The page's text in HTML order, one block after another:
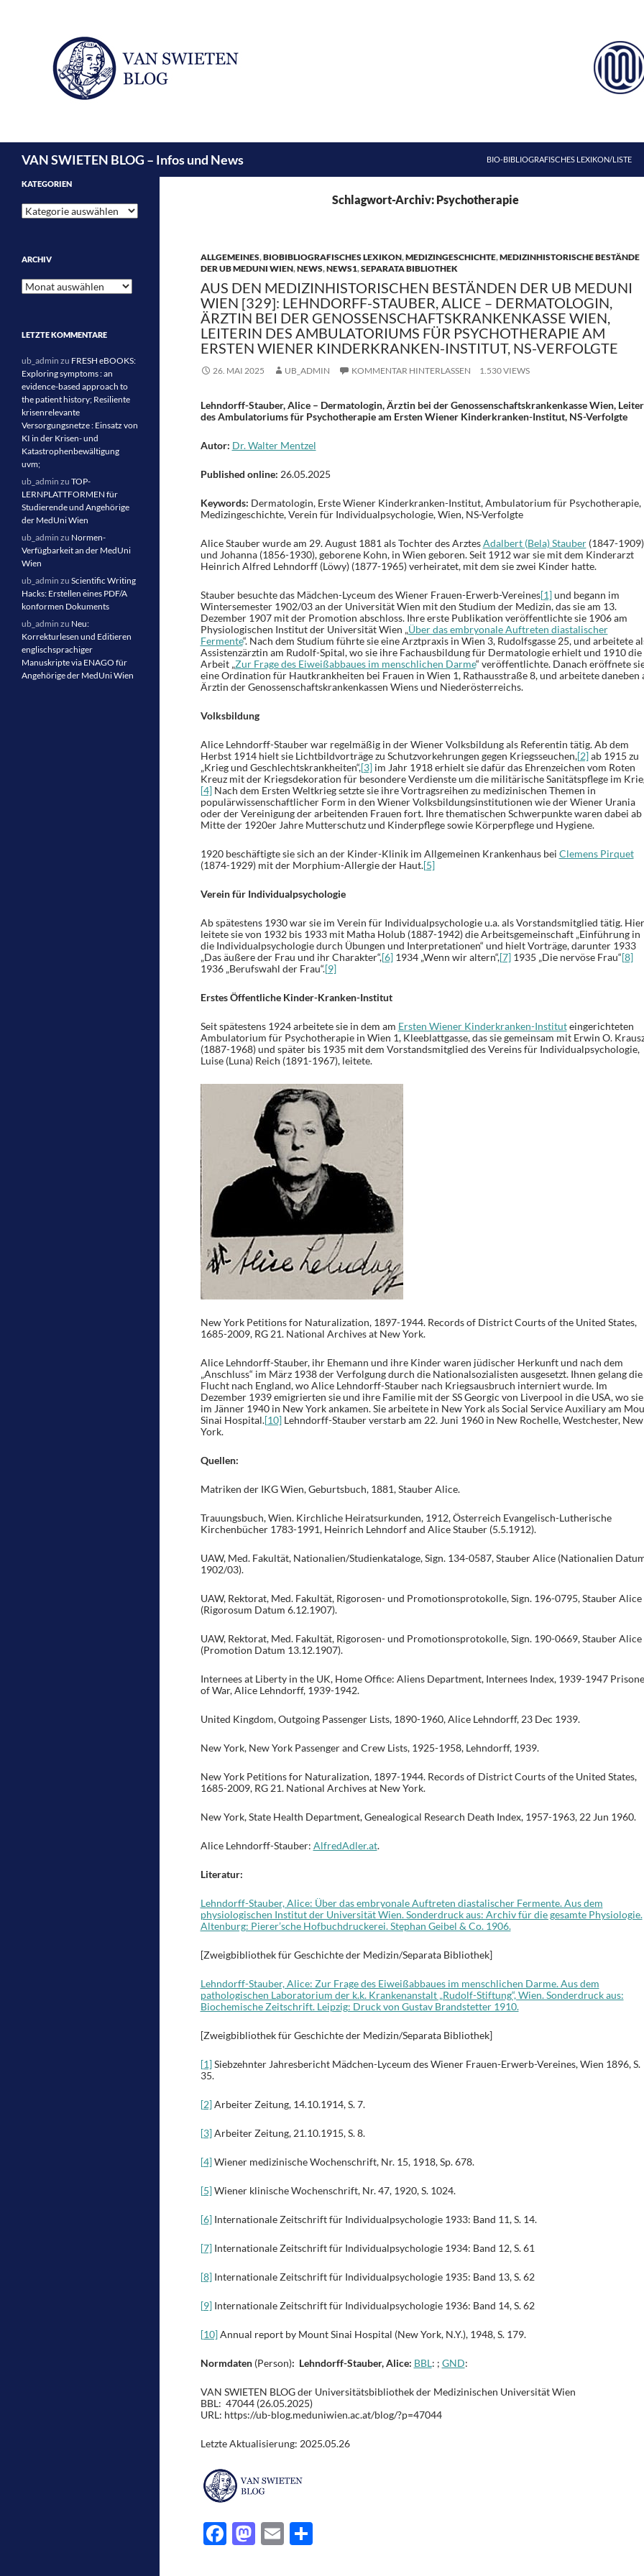
VAN SWIETEN BLOG – Infos und News
BIO-BIBLIOGRAFISCHES LEXIKON/LISTE
Schlagwort-Archiv: Psychotherapie
ALLGEMEINES,BIOBIBLIOGRAFISCHES LEXIKON,MEDIZINGESCHICHTE,MEDIZINHISTORISCHE BESTÄNDE
DER UB MEDUNI WIEN,NEWS,NEWS1,SEPARATA BIBLIOTHEK
AUS DEN MEDIZINHISTORISCHEN BESTÄNDEN DER UB MEDUNI
WIEN [329]: LEHNDORFF-STAUBER, ALICE – DERMATOLOGIN,
ÄRZTIN BEI DER GENOSSENSCHAFTSKRANKENKASSE WIEN,
LEITERIN DES AMBULATORIUMS FÜR PSYCHOTHERAPIE AM
ERSTEN WIENER KINDERKRANKEN-INSTITUT, NS-VERFOLGTE
26. MAI 2025 UB_ADMIN KOMMENTAR HINTERLASSEN 1.530 VIEWS
Lehndorff-Stauber, Alice – Dermatologin, Ärztin bei der Genossenschaftskrankenkasse Wien,
des Ambulatoriums für Psychotherapie am Ersten Wiener Kinderkranken-Institut, NS-Verfolgte
Autor: Dr. Walter Mentzel
Published online: 26.05.2025
Keywords: Dermatologin, Erste Wiener Kinderkranken-Institut, Ambulatorium für Psychotherapie,
Medizingeschichte, Verein für Individualpsychologie, Wien, NS-Verfolgte
Alice Stauber wurde am 29. August 1881 als Tochter des ArztesAdalbert (Bela) Stauber(1847-1909)
und Johanna (1856-1930), geborene Kohn, in Wien geboren. Seit 1912 war sie mit dem Kinderarzt
Heinrich Alfred Lehndorff (Löwy) (1877-1965) verheiratet, mit dem sie zwei Kinder hatte.
Stauber besuchte das Mädchen-Lyceum des Wiener Frauen-Erwerb-Vereines[1]und begann im
Wintersemester 1902/03 an der Universität Wien mit den Studium der Medizin, das sie am 13.
Dezember 1907 mit der Promotion abschloss. Ihre erste Publikation veröffentlichte sie 1906 am
Physiologischen Institut der Universität Wien „Über das embryonale Auftreten diastalischer
Fermente“. Nach dem Studium führte sie eine Arztpraxis in Wien 3, Rudolfsgasse 25, und arbeitete
Assistenzärztin am Rudolf-Spital, wo sie ihre Fachausbildung für Dermatologie erhielt und 1910 die
Arbeit „Zur Frage des Eiweißabbaues im menschlichen Darme“ veröffentlichte. Danach eröffnete
eine Ordination für Hautkrankheiten bei Frauen in Wien 1, Rathausstraße 8, und arbeitete daneben
Ärztin der Genossenschaftskrankenkassen Wiens und Niederösterreichs.
Volksbildung
Alice Lehndorff-Stauber war regelmäßig in der Wiener Volksbildung als Referentin tätig. Ab dem
Herbst 1914 hielt sie Lichtbildvorträge zu Schutzvorkehrungen gegen Kriegsseuchen,[2]ab 1915 zu
„Krieg und Geschlechtskrankheiten“,[3]im Jahr 1918 erhielt sie dafür das Ehrenzeichen vom Roten
Kreuz mit der Kriegsdekoration für besondere Verdienste um die militärische Sanitätspflege im
[4]Nach dem Ersten Weltkrieg setzte sie ihre Vortragsreihen zu medizinischen Themen in
populärwissenschaftlicher Form in den Wiener Volksbildungsinstitutionen wie der Wiener Urania
oder der Vereinigung der arbeitenden Frauen fort. Ihre thematischen Schwerpunkte waren dabei ab
Mitte der 1920er Jahre Mutterschutz und Kinderpflege sowie Körperpflege und Hygiene.
1920 beschäftigte sie sich an der Kinder-Klinik im Allgemeinen Krankenhaus bei Clemens Pirquet
(1874-1929) mit der Morphium-Allergie der Haut.[5]
Verein für Individualpsychologie
Ab spätestens 1930 war sie im Verein für Individualpsychologie u.a. als Vorstandsmitglied tätig. Hier
leitete sie von 1932 bis 1933 mit Matha Holub (1887-1942) die Arbeitsgemeinschaft „Einführung in
die Individualpsychologie durch Übungen und Interpretationen“ und hielt Vorträge, darunter 1933
„Das äußere der Frau und ihr Charakter“,[6]1934 „Wenn wir altern“,[7]1935 „Die nervöse Frau“[8]
1936 „Berufswahl der Frau“.[9]
Erstes Öffentliche Kinder-Kranken-Institut
Seit spätestens 1924 arbeitete sie in dem am Ersten Wiener Kinderkranken-Instituteingerichteten
Ambulatorium für Psychotherapie in Wien 1, Kleeblattgasse, das sie gemeinsam mit Erwin O.
(1887-1968) und später bis 1935 mit dem Vorstandsmitglied des Vereins für Individualpsychologie,
Luise (Luna) Reich (1891-1967), leitete.
New York Petitions for Naturalization, 1897-1944. Records of District Courts of the United States,
1685-2009, RG 21. National Archives at New York.
Alice Lehndorff-Stauber, ihr Ehemann und ihre Kinder waren jüdischer Herkunft und nach dem
„Anschluss“ im März 1938 der Verfolgung durch die Nationalsozialisten ausgesetzt. Ihnen gelang die
Flucht nach England, wo Alice Lehndorff-Stauber nach Kriegsausbruch interniert wurde. Im
Dezember 1939 emigrierten sie und ihre Familie mit der SS Georgic von Liverpool in die USA, wo sie
im Jänner 1940 in New York ankamen. Sie arbeitete in New York als Social Service Auxiliary am
Sinai Hospital.[10]Lehndorff-Stauber verstarb am 22. Juni 1960 in New Rochelle, Westchester, New
York.
Quellen:
Matriken der IKG Wien, Geburtsbuch, 1881, Stauber Alice.
Trauungsbuch, Wien. Kirchliche Heiratsurkunden, 1912, Österreich Evangelisch-Lutherische
Kirchenbücher 1783-1991, Heinrich Lehndorf and Alice Stauber (5.5.1912).
UAW, Med. Fakultät, Nationalien/Studienkataloge, Sign. 134-0587, Stauber Alice (Nationalien
1902/03).
UAW, Rektorat, Med. Fakultät, Rigorosen- und Promotionsprotokolle, Sign. 196-0795, Stauber Alice
(Rigorosum Datum 6.12.1907).
UAW, Rektorat, Med. Fakultät, Rigorosen- und Promotionsprotokolle, Sign. 190-0669, Stauber Alice
(Promotion Datum 13.12.1907).
Internees at Liberty in the UK, Home Office: Aliens Department, Internees Index, 1939-1947
of War, Alice Lehndorff, 1939-1942.
United Kingdom, Outgoing Passenger Lists, 1890-1960, Alice Lehndorff, 23 Dec 1939.
New York, New York Passenger and Crew Lists, 1925-1958, Lehndorff, 1939.
New York Petitions for Naturalization, 1897-1944. Records of District Courts of the United States,
1685-2009, RG 21. National Archives at New York.
New York, State Health Department, Genealogical Research Death Index, 1957-1963, 22 Jun 1960.
Alice Lehndorff-Stauber: AlfredAdler.at.
Literatur:
Lehndorff-Stauber, Alice: Über das embryonale Auftreten diastalischer Fermente. Aus dem
physiologischen Institut der Universität Wien. Sonderdruck aus: Archiv für die gesamte Physiologie.
Altenburg: Pierer’sche Hofbuchdruckerei. Stephan Geibel & Co. 1906.
[Zweigbibliothek für Geschichte der Medizin/Separata Bibliothek]
Lehndorff-Stauber, Alice: Zur Frage des Eiweißabbaues im menschlichen Darme. Aus dem
pathologischen Laboratorium der k.k. Krankenanstalt „Rudolf-Stiftung“, Wien. Sonderdruck aus:
Biochemische Zeitschrift. Leipzig: Druck von Gustav Brandstetter 1910.
[Zweigbibliothek für Geschichte der Medizin/Separata Bibliothek]
[1]Siebzehnter Jahresbericht Mädchen-Lyceum des Wiener Frauen-Erwerb-Vereines, Wien 1896, S.
35.
[2]Arbeiter Zeitung, 14.10.1914, S. 7.
[3]Arbeiter Zeitung, 21.10.1915, S. 8.
[4]Wiener medizinische Wochenschrift, Nr. 15, 1918, Sp. 678.
[5]Wiener klinische Wochenschrift, Nr. 47, 1920, S. 1024.
[6]Internationale Zeitschrift für Individualpsychologie 1933: Band 11, S. 14.
[7]Internationale Zeitschrift für Individualpsychologie 1934: Band 12, S. 61
[8]Internationale Zeitschrift für Individualpsychologie 1935: Band 13, S. 62
[9]Internationale Zeitschrift für Individualpsychologie 1936: Band 14, S. 62
[10]Annual report by Mount Sinai Hospital (New York, N.Y.), 1948, S. 179.
Normdaten(Person): Lehndorff-Stauber, Alice: BBL: ; GND:
VAN SWIETEN BLOG der Universitätsbibliothek der Medizinischen Universität Wien
BBL: 47044 (26.05.2025)
URL: https://ub-blog.meduniwien.ac.at/blog/?p=47044
Letzte Aktualisierung: 2025.05.26
F M E T
KATEGORIEN
Kategorien
ARCHIV
Archiv
LETZTE KOMMENTARE
ub_admin zu FRESH eBOOKS:
Exploring symptoms : an
evidence-based approach to
the patient history; Resiliente
krisenrelevante
Versorgungsnetze : Einsatz von
KI in der Krisen- und
Katastrophenbewältigung
uvm;
ub_admin zu TOP-
LERNPLATTFORMEN für
Studierende und Angehörige
der MedUni Wien
ub_admin zu Normen-
Verfügbarkeit an der MedUni
Wien
ub_admin zu Scientific Writing
Hacks: Erstellen eines PDF/A
konformen Dokuments
ub_admin zu Neu:
Korrekturlesen und Editieren
englischsprachiger
Manuskripte via ENAGO für
Angehörige der MedUni Wien